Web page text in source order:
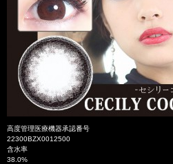
高度管理医療機器承認番号
22300BZX0012500
含水率
38.0%